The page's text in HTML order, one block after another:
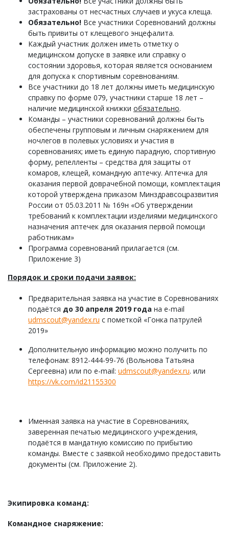
застрахованы от несчастных случаев и укуса клеща.
Обязательно! Все участники Соревнований должны
быть привиты от клещевого энцефалита.
Каждый участник должен иметь отметку о
медицинском допуске в заявке или справку о
состоянии здоровья, которая является основанием
для допуска к спортивным соревнованиям.
Все участники до 18 лет должны иметь медицинскую
справку по форме 079, участники старше 18 лет –
наличие медицинской книжки обязательно.
Команды – участники соревнований должны быть
обеспечены групповым и личным снаряжением для
ночлегов в полевых условиях и участия в
соревнованиях; иметь единую парадную, спортивную
форму, репелленты – средства для защиты от
комаров, клещей, командную аптечку. Аптечка для
оказания первой доврачебной помощи, комплектация
которой утверждена приказом Минздравсоцразвития
России от 05.03.2011 № 169н «Об утверждении
требований к комплектации изделиями медицинского
назначения аптечек для оказания первой помощи
работникам»
Программа соревнований прилагается (см.
Приложение 3)
Порядок и сроки подачи заявок:
Предварительная заявка на участие в Соревнованиях
подаётся до 30 апреля 2019 года на e-mail
udmscout@yandex.ru с пометкой «Гонка патрулей
2019»
Дополнительную информацию можно получить по
телефонам: 8912-444-99-76 (Вольнова Татьяна
Сергеевна) или по e-mail: udmscout@yandex.ru. или
https://vk.com/id21155300
Именная заявка на участие в Соревнованиях,
заверенная печатью медицинского учреждения,
подаётся в мандатную комиссию по прибытию
команды. Вместе с заявкой необходимо предоставить
документы (см. Приложение 2).
Экипировка команд:
Командное снаряжение: